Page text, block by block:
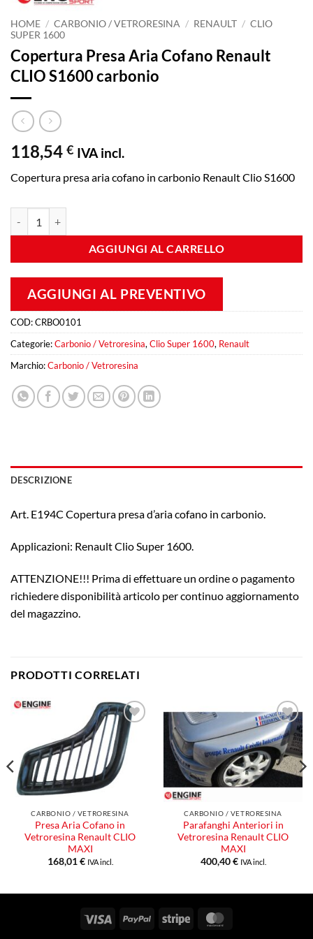
HOME / CARBONIO / VETRORESINA / RENAULT / CLIO
SUPER 1600
Copertura Presa Aria Cofano Renault
CLIO S1600 carbonio
118,54 € IVA incl.
Copertura presa aria cofano in carbonio Renault Clio S1600
AGGIUNGI AL CARRELLO
AGGIUNGI AL PREVENTIVO
COD:CRBO0101
Categorie:Carbonio / Vetroresina, Clio Super 1600, Renault
Marchio:Carbonio / Vetroresina
DESCRIZIONE
Art. E194C Copertura presa d’aria cofano in carbonio.
Applicazioni: Renault Clio Super 1600.
ATTENZIONE!!! Prima di effettuare un ordine o pagamento
richiedere disponibilità articolo per continuo aggiornamento
del magazzino.
PRODOTTI CORRELATI
Aggiungi
alla lista
dei
desideri
CARBONIO / VETRORESINA
Presa Aria Cofano in
Vetroresina Renault CLIO
MAXI
168,01€ IVA incl.
Aggiungi
alla lista
dei
desideri
CARBONIO / VETRORESINA
Parafanghi Anteriori in
Vetroresina Renault CLIO
MAXI
400,40€ IVA incl.
Visa PayPal Stripe